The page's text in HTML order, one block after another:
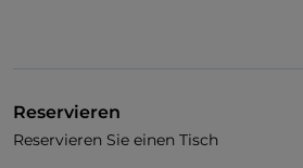
Reservieren
Reservieren Sie einen Tisch